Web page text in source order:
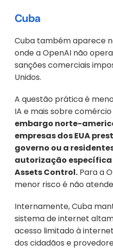
Cuba
Cuba também aparece
onde a OpenAI não
sanções comerciais
Unidos.
A questão prática é
IA e mais sobre
embargo norte-
empresas dos EUA
governo ou a
autorização específica
Assets Control. Para a
menor risco é não
Internamente, Cuba
sistema de internet
acesso limitado à
dos cidadãos e